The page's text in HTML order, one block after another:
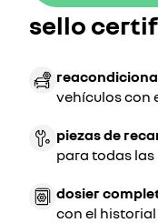
sello
vehículos con
piezas de
para todas
dosier
con el